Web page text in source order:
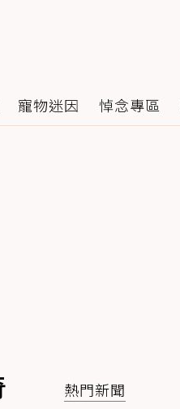
寵物迷因 悼念專區
熱門新聞